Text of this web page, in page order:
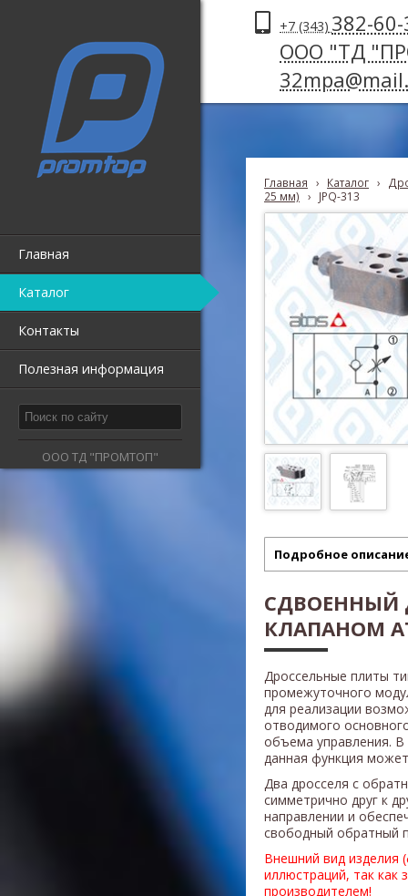
Главная
Каталог
Контакты
Полезная информация
ООО ТД "ПРОМТОП"
+7 (343) 382-
ООО "ТД
Главная › Каталог ›
25 мм)
› JPQ-313
Подробное
СДВОЕННЫЙ
КЛАПАНОМ
Дроссельные плиты
промежуточного
для реализации
отводимого
объема управления. В
данная функция
Два дросселя с
симметрично друг к
направлении и
свободный обратный
Внешний вид изделия
иллюстраций, так как
производителем!